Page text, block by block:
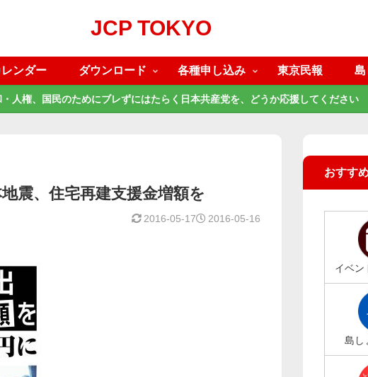
JCP TOKYO
ンダー ダウンロード 各種申し込み 東京民報 島
・人権、国民のためにブレずにはたらく日本共産党を、どうか応援してください
震、住宅再建支援金増額を
2016-05-16
2016-05-17
おすす
イベン
島し